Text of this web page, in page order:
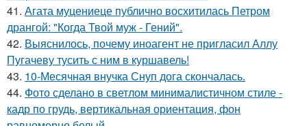
41. Агата муцениеце публично восхитилась Петром
дрангой: "Когда Твой муж - Гений".
42. Выяснилось, почему иноагент не пригласил Аллу
Пугачеву тусить с ним в куршавель!
43. 10-Месячная внучка Снуп дога скончалась.
44. Фото сделано в светлом минималистичном стиле -
кадр по грудь, вертикальная ориентация, фон